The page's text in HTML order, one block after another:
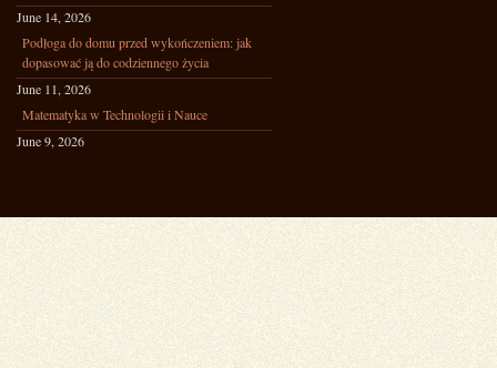
June 14, 2026
Podłoga do domu przed wykończeniem: jak
dopasować ją do codziennego życia
June 11, 2026
Matematyka w Technologii i Nauce
June 9, 2026